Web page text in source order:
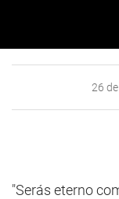
26
"Serás eterno